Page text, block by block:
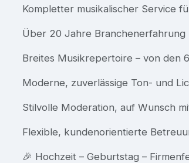
Kompletter musikalischer Service
Über 20 Jahre Branchenerfahrung
Breites Musikrepertoire – von den
Moderne, zuverlässige Ton- und
Stilvolle Moderation, auf Wunsch
Flexible, kundenorientierte
🎉 Hochzeit – Geburtstag –